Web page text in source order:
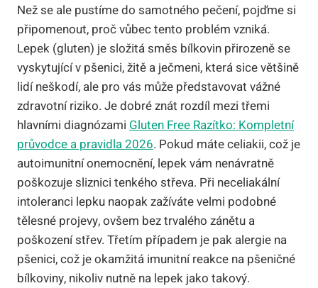
Než se ale pustíme do samotného pečení, pojďme si
připomenout, proč vůbec tento problém vzniká.
Lepek (gluten) je složitá směs bílkovin přirozeně se
vyskytující v pšenici, žitě a ječmeni, která sice většině
lidí neškodí, ale pro vás může představovat vážné
zdravotní riziko. Je dobré znát rozdíl mezi třemi
hlavními diagnózami Gluten Free Razítko: Kompletní
průvodce a pravidla 2026. Pokud máte celiakii, což je
autoimunitní onemocnění, lepek vám nenávratně
poškozuje sliznici tenkého střeva. Při neceliakální
intoleranci lepku naopak zažíváte velmi podobné
tělesné projevy, ovšem bez trvalého zánětu a
poškození střev. Třetím případem je pak alergie na
pšenici, což je okamžitá imunitní reakce na pšeničné
bílkoviny, nikoliv nutně na lepek jako takový.